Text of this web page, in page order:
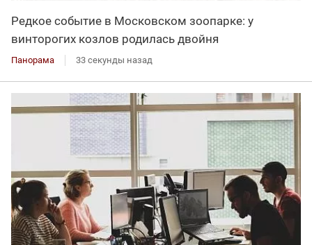
Редкое событие в Московском зоопарке: у
винторогих козлов родилась двойня
Панорама 33 секунды назад